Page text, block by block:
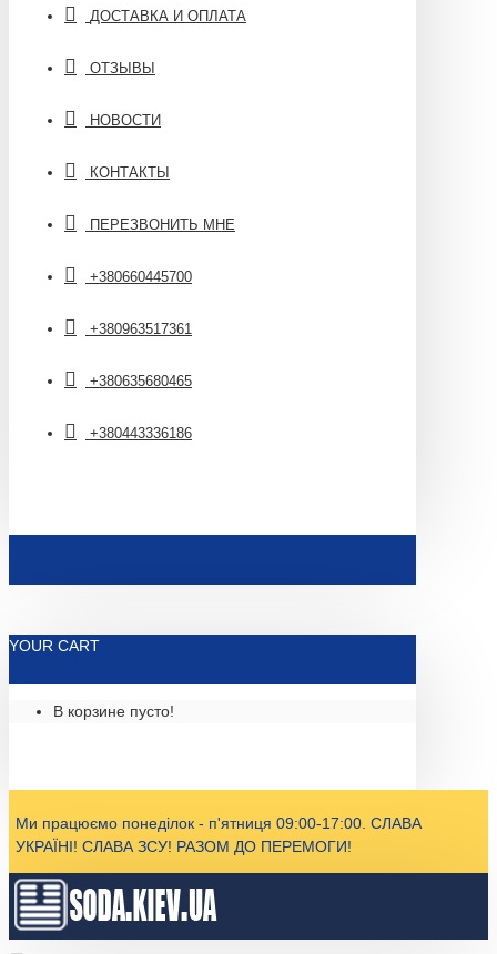
ДОСТАВКА И ОПЛАТА
ОТЗЫВЫ
НОВОСТИ
КОНТАКТЫ
ПЕРЕЗВОНИТЬ МНЕ
+380660445700
+380963517361
+380635680465
+380443336186
YOUR CART
В корзине пусто!
Ми працюємо понеділок - п'ятниця 09:00-17:00. СЛАВА
УКРАЇНІ! СЛАВА ЗСУ! РАЗОМ ДО ПЕРЕМОГИ!